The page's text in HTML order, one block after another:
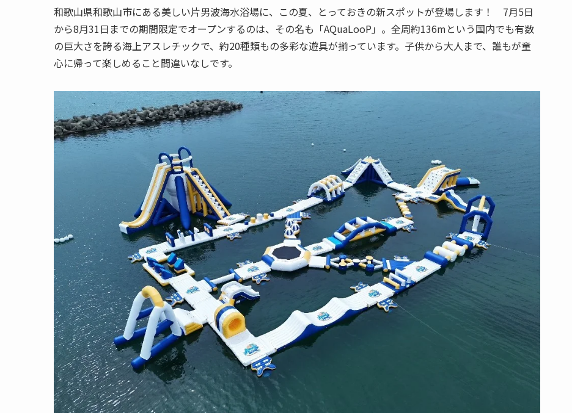
和歌山県和歌山市にある美しい片男波海水浴場に、この夏、とっておきの新スポットが登場します！ 7月5日
から8月31日までの期間限定でオープンするのは、その名も「AQuaLooP」。全周約136mという国内でも有数
の巨大さを誇る海上アスレチックで、約20種類もの多彩な遊具が揃っています。子供から大人まで、誰もが童
心に帰って楽しめること間違いなしです。